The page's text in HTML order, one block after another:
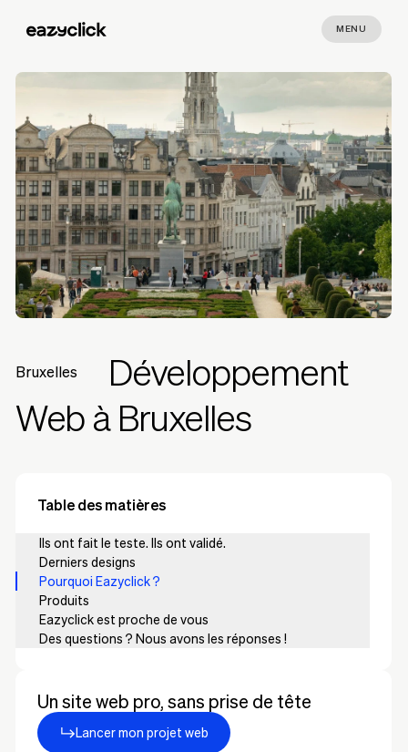
MENU
Bruxelles
Développement
Web à Bruxelles
Bruxelles
Table des matières
Ils ont fait le teste. Ils ont validé.
Derniers designs
Pourquoi Eazyclick ?
Produits
Eazyclick est proche de vous
Des questions ? Nous avons les réponses !
Un site web pro, sans prise de tête
Lancer mon projet web